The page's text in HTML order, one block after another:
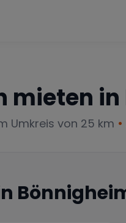
mieten in
Umkreis von 25 km